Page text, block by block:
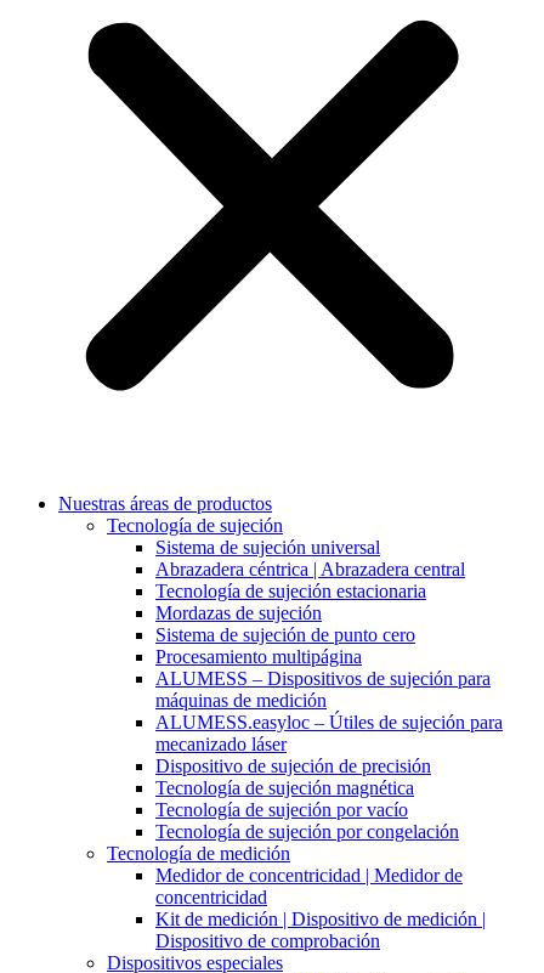
Nuestras áreas de productos
Tecnología de sujeción
Sistema de sujeción universal
Abrazadera céntrica | Abrazadera central
Tecnología de sujeción estacionaria
Mordazas de sujeción
Sistema de sujeción de punto cero
Procesamiento multipágina
ALUMESS – Dispositivos de sujeción para
máquinas de medición
ALUMESS.easyloc – Útiles de sujeción para
mecanizado láser
Dispositivo de sujeción de precisión
Tecnología de sujeción magnética
Tecnología de sujeción por vacío
Tecnología de sujeción por congelación
Tecnología de medición
Medidor de concentricidad | Medidor de
concentricidad
Kit de medición | Dispositivo de medición |
Dispositivo de comprobación
Dispositivos especiales